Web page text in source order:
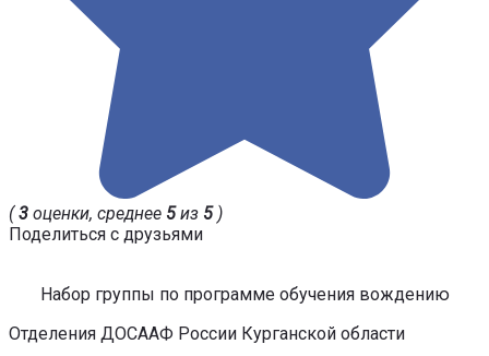
(3 оценки, среднее 5из 5)
Поделиться с друзьями
Набор группы по программе обучения вождению
Отделения ДОСААФ России Курганской области